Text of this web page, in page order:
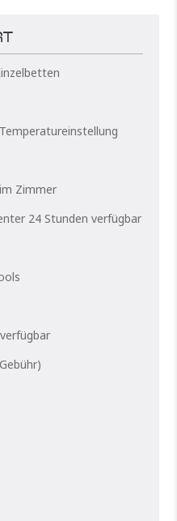
Zimmer
24 Stunden verfügbar